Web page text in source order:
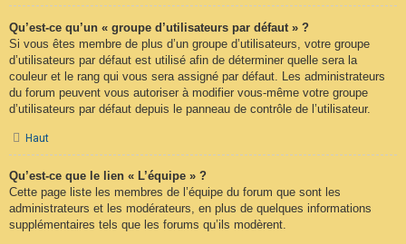
Qu’est-ce qu’un « groupe d’utilisateurs par défaut » ?
Si vous êtes membre de plus d’un groupe d’utilisateurs, votre groupe
d’utilisateurs par défaut est utilisé afin de déterminer quelle sera la
couleur et le rang qui vous sera assigné par défaut. Les administrateurs
du forum peuvent vous autoriser à modifier vous-même votre groupe
d’utilisateurs par défaut depuis le panneau de contrôle de l’utilisateur.
Haut
Qu’est-ce que le lien « L’équipe » ?
Cette page liste les membres de l’équipe du forum que sont les
administrateurs et les modérateurs, en plus de quelques informations
supplémentaires tels que les forums qu’ils modèrent.